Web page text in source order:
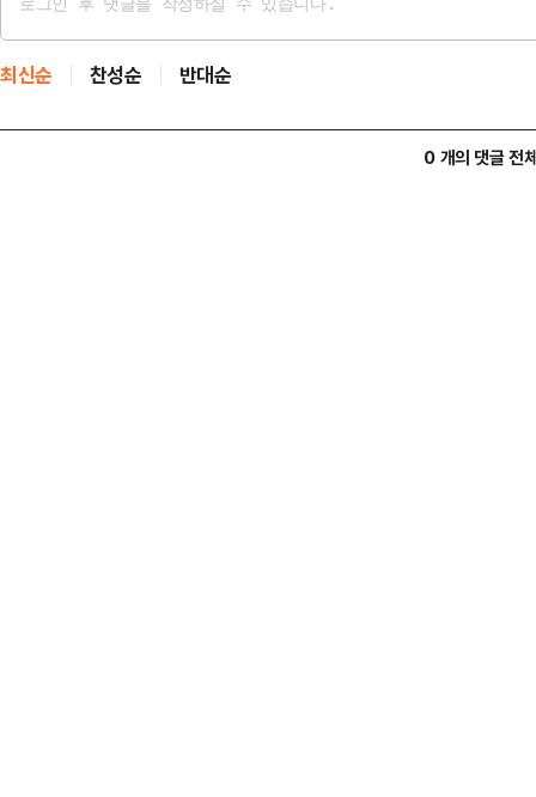
최신순 찬성순 반대순
0 개의 댓글 전